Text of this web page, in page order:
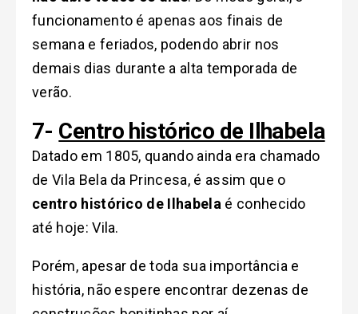
funcionamento é apenas aos finais de
semana e feriados, podendo abrir nos
demais dias durante a alta temporada de
verão.
7- Centro histórico de Ilhabela
Datado em 1805, quando ainda era chamado
de Vila Bela da Princesa, é assim que o
centro histórico de Ilhabela é conhecido
até hoje: Vila.
Porém, apesar de toda sua importância e
história, não espere encontrar dezenas de